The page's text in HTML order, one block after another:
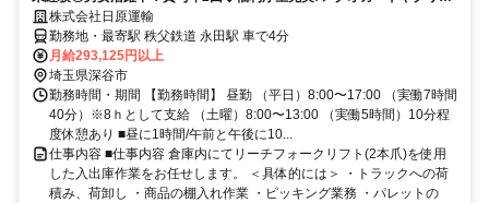
マスケーキ等特典あり！土日祝休み◎
株式会社日原運輸
勤務地・最寄駅 秩父鉄道 永田駅 車で4分
月給293,125円以上
埼玉県深谷市
勤務時間・期間 【勤務時間】 昼勤 （平日）8:00〜17:00 （実働7時間
40分）※8ｈとして支給 （土曜）8:00〜13:00 （実働5時間）10分程
度休憩あり ■昼に1時間/午前と午後に10...
仕事内容 ■仕事内容 倉庫内にてリーチフォークリフト(2本爪)を使用
した入出庫作業をお任せします。 ＜具体的には＞ ・トラックへの荷
積み、荷卸し ・商品の棚入れ作業 ・ピッキング業務 ・パレットの